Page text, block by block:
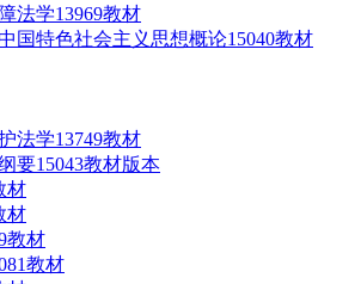
法学13969教材
国特色社会主义思想概论15040教材
法学13749教材
要15043教材版本
材
材
教材
教材